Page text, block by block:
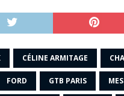
CÉLINE ARMITAGE
FORD GTB PARIS